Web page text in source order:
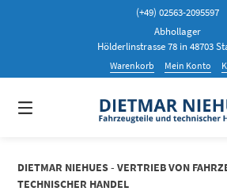
(+49) 02563-2095597
Abhollager
Hölderlinstrasse 78 in 48703
Warenkorb Mein Konto
DIETMAR NIEHUES - VERTRIEB VON
TECHNISCHER HANDEL